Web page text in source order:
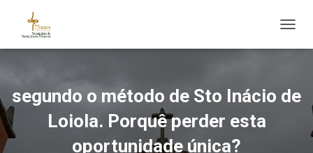
segundo o método de Sto Inácio de
Loiola. Porquê perder esta
oportunidade única?